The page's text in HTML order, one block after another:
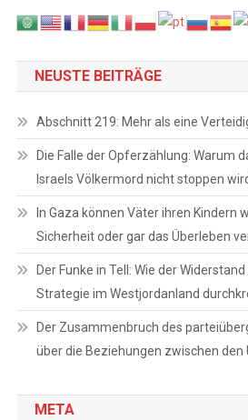
NEUSTE BEITRÄGE
Abschnitt 219: Mehr als eine
Die Falle der Opferzählung: Warum
Israels Völkermord nicht stoppen
In Gaza können Väter ihren Kindern
Sicherheit oder gar das Überleben
Der Funke in Tell: Wie der
Strategie im Westjordanland
Der Zusammenbruch des
über die Beziehungen zwischen den
META